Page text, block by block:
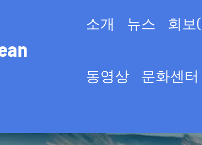
소개 뉴스 회보
동영상 문화센터